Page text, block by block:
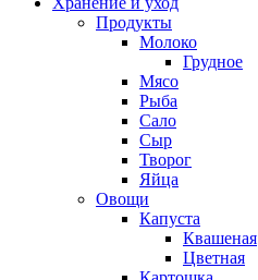
Продукты
Молоко
Грудное
Мясо
Рыба
Сало
Сыр
Творог
Яйца
Овощи
Капуста
Квашеная
Цветная